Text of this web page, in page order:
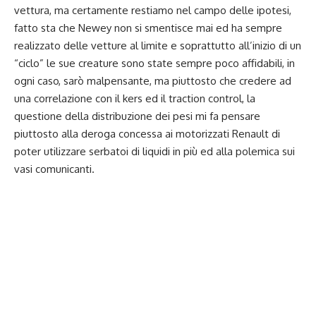
vettura, ma certamente restiamo nel campo delle ipotesi,
fatto sta che Newey non si smentisce mai ed ha sempre
realizzato delle vetture al limite e soprattutto all’inizio di un
“ciclo” le sue creature sono state sempre poco affidabili, in
ogni caso, sarò malpensante, ma piuttosto che credere ad
una correlazione con il kers ed il traction control, la
questione della distribuzione dei pesi mi fa pensare
piuttosto alla deroga concessa ai motorizzati Renault di
poter utilizzare serbatoi di liquidi in più ed alla polemica sui
vasi comunicanti.